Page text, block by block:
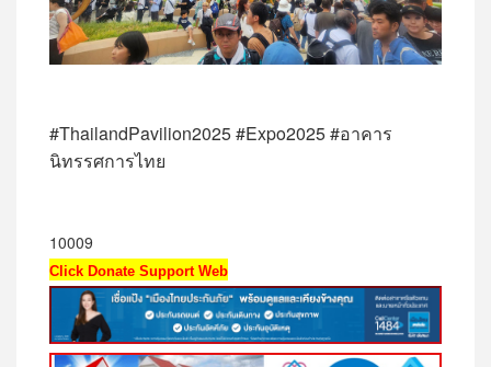
#ThailandPavilion2025 #Expo2025 #อาคาร
นิทรรศการไทย
10009
Click Donate Support Web